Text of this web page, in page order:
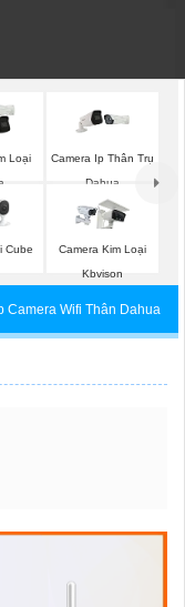
Loại
Camera Ip Thân Trụ
Dahua
Cube
Camera Kim Loại
Kbvison
Camera Wifi Thân Dahua